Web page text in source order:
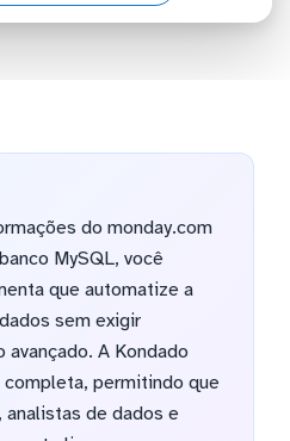
do monday.com
MySQL, você
que automatize a
sem exigir
A Kondado
permitindo que
de dados e